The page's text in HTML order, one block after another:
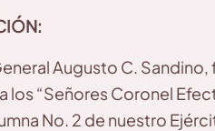
Augusto C.
los “Señores Coronel
No. 2 de nuestro